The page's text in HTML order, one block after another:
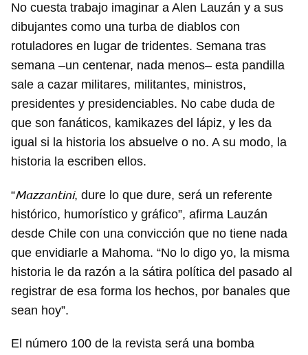
No cuesta trabajo imaginar a Alen Lauzán y a sus
dibujantes como una turba de diablos con
rotuladores en lugar de tridentes. Semana tras
semana –un centenar, nada menos– esta pandilla
sale a cazar militares, militantes, ministros,
presidentes y presidenciables. No cabe duda de
que son fanáticos, kamikazes del lápiz, y les da
igual si la historia los absuelve o no. A su modo, la
historia la escriben ellos.
“Mazzantini, dure lo que dure, será un referente
histórico, humorístico y gráfico”, afirma Lauzán
desde Chile con una convicción que no tiene nada
que envidiarle a Mahoma. “No lo digo yo, la misma
historia le da razón a la sátira política del pasado al
registrar de esa forma los hechos, por banales que
sean hoy”.
El número 100 de la revista será una bomba